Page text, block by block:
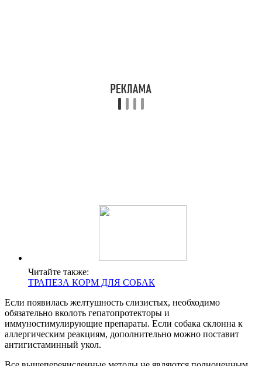
Читайте также:
ТРАПЕЗА КОРМ ДЛЯ СОБАК
Если появилась желтушность слизистых, необходимо
обязательно вколоть гепатопротекторы и
иммуностимулирующие препараты. Если собака склонна к
аллергическим реакциям, дополнительно можно поставит
антигистаминный укол.